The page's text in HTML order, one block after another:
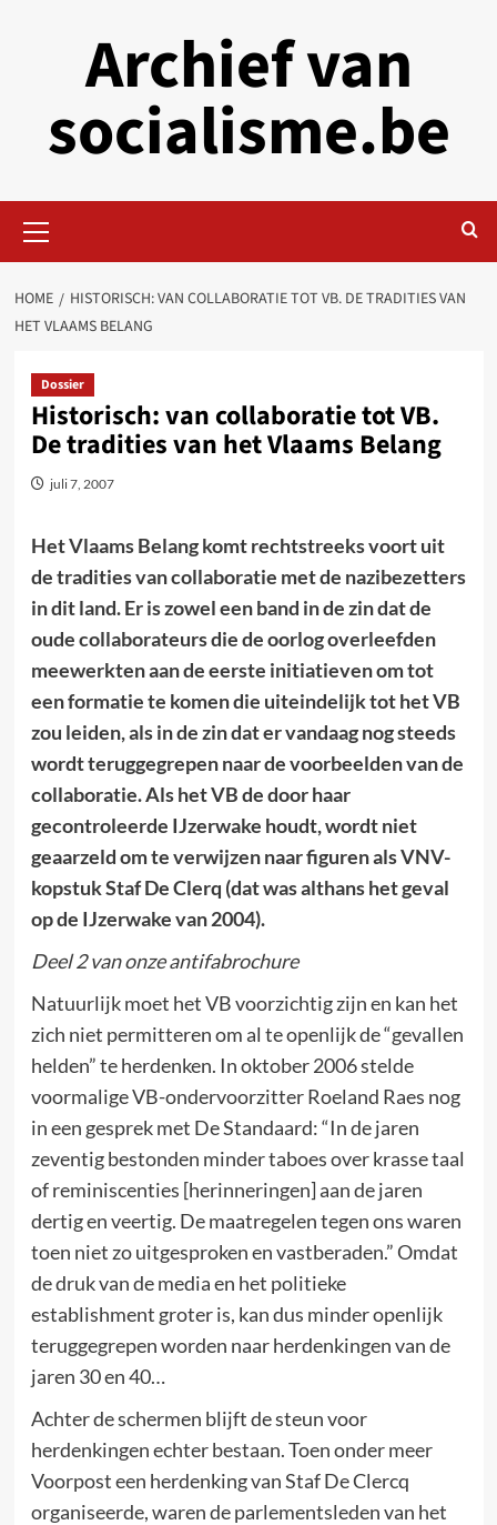
Archief van
socialisme.be
Menu
HOME
HISTORISCH: VAN COLLABORATIE TOT VB. DE TRADITIES VAN
HET VLAAMS BELANG
Dossier
Historisch: van collaboratie tot VB.
De tradities van het Vlaams Belang
juli 7, 2007
Het Vlaams Belang komt rechtstreeks voort uit
de tradities van collaboratie met de nazibezetters
in dit land. Er is zowel een band in de zin dat de
oude collaborateurs die de oorlog overleefden
meewerkten aan de eerste initiatieven om tot
een formatie te komen die uiteindelijk tot het VB
zou leiden, als in de zin dat er vandaag nog steeds
wordt teruggegrepen naar de voorbeelden van de
collaboratie. Als het VB de door haar
gecontroleerde IJzerwake houdt, wordt niet
geaarzeld om te verwijzen naar figuren als VNV-
kopstuk Staf De Clerq (dat was althans het geval
op de IJzerwake van 2004).
Deel 2 van onze antifabrochure
Natuurlijk moet het VB voorzichtig zijn en kan het
zich niet permitteren om al te openlijk de “gevallen
helden” te herdenken. In oktober 2006 stelde
voormalige VB-ondervoorzitter Roeland Raes nog
in een gesprek met De Standaard: “In de jaren
zeventig bestonden minder taboes over krasse taal
of reminiscenties [herinneringen] aan de jaren
dertig en veertig. De maatregelen tegen ons waren
toen niet zo uitgesproken en vastberaden.” Omdat
de druk van de media en het politieke
establishment groter is, kan dus minder openlijk
teruggegrepen worden naar herdenkingen van de
jaren 30 en 40…
Achter de schermen blijft de steun voor
herdenkingen echter bestaan. Toen onder meer
Voorpost een herdenking van Staf De Clercq
organiseerde, waren de parlementsleden van het